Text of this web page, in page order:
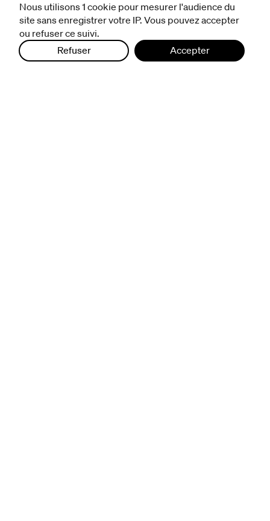
politique de protection des données
Nous utilisons 1 cookie pour mesurer l'audience du
site sans enregistrer votre IP. Vous pouvez accepter
ou refuser ce suivi.
Refuser
Accepter